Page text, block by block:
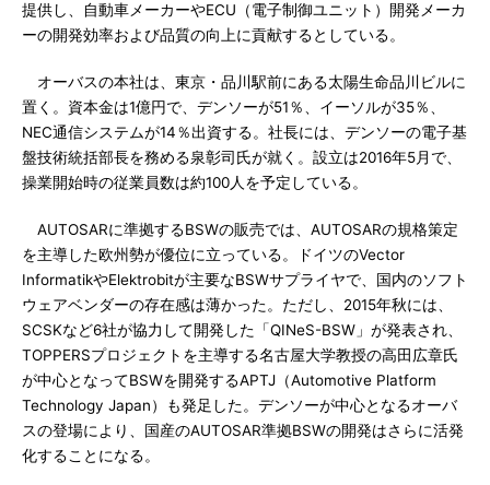
提供し、自動車メーカーやECU（電子制御ユニット）開発メーカ
ーの開発効率および品質の向上に貢献するとしている。
オーバスの本社は、東京・品川駅前にある太陽生命品川ビルに
置く。資本金は1億円で、デンソーが51％、イーソルが35％、
NEC通信システムが14％出資する。社長には、デンソーの電子基
盤技術統括部長を務める泉彰司氏が就く。設立は2016年5月で、
操業開始時の従業員数は約100人を予定している。
AUTOSARに準拠するBSWの販売では、AUTOSARの規格策定
を主導した欧州勢が優位に立っている。ドイツのVector
InformatikやElektrobitが主要なBSWサプライヤで、国内のソフト
ウェアベンダーの存在感は薄かった。ただし、2015年秋には、
SCSKなど6社が協力して開発した「QINeS-BSW」が発表され、
TOPPERSプロジェクトを主導する名古屋大学教授の高田広章氏
が中心となってBSWを開発するAPTJ（Automotive Platform
Technology Japan）も発足した。デンソーが中心となるオーバ
スの登場により、国産のAUTOSAR準拠BSWの開発はさらに活発
化することになる。